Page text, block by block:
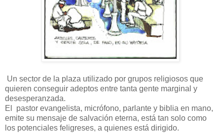
Un sector de la plaza utilizado por grupos religiosos que
quieren conseguir adeptos entre tanta gente marginal y
desesperanzada.
El pastor evangelista, micrófono, parlante y biblia en mano,
emite su mensaje de salvación eterna, está tan solo como
los potenciales feligreses, a quienes está dirigido.